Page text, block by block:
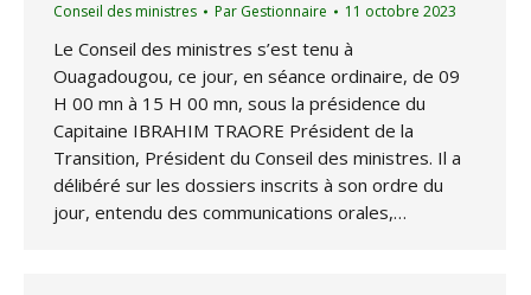
Conseil des ministres Par Gestionnaire 11 octobre 2023
Le Conseil des ministres s’est tenu à
Ouagadougou, ce jour, en séance ordinaire, de 09
H 00 mn à 15 H 00 mn, sous la présidence du
Capitaine IBRAHIM TRAORE Président de la
Transition, Président du Conseil des ministres. Il a
délibéré sur les dossiers inscrits à son ordre du
jour, entendu des communications orales,…